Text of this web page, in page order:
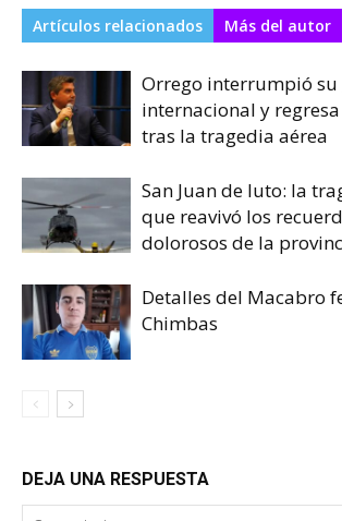
Artículos relacionados Más del autor
Orrego interrumpió su
internacional y regresa
tras la tragedia aérea
San Juan de luto: la
que reavivó los
dolorosos de la
Detalles del Macabro
Chimbas
DEJA UNA RESPUESTA